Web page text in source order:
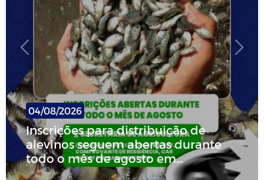
distribuição de
abertas durante
em
04/08/2026
Secretaria de
inscrições para
raquetes de
Massaranduba
Previous Next